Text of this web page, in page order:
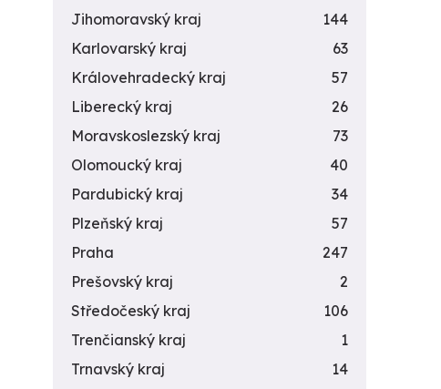
Jihomoravský kraj
144
Karlovarský kraj
63
Královehradecký kraj
57
Liberecký kraj
26
Moravskoslezský kraj
73
Olomoucký kraj
40
Pardubický kraj
34
Plzeňský kraj
57
Praha
247
Prešovský kraj
2
Středočeský kraj
106
Trenčianský kraj
1
Trnavský kraj
14